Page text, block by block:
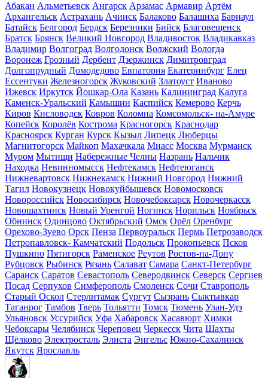
Абакан Альметьевск Ангарск Арзамас Армавир Артём
Архангельск Астрахань Ачинск Балаково Балашиха Барнаул
Батайск Белгород Бердск Березники Бийск Благовещенск
Братск Брянск Великий Новгород Владивосток Владикавказ
Владимир Волгоград Волгодонск Волжский Вологда
Воронеж Грозный Дербент Дзержинск Димитровград
Долгопрудный Домодедово Евпатория Екатеринбург Елец
Ессентуки Железногорск Жуковский Златоуст Иваново
Ижевск Иркутск Йошкар-Ола Казань Калининград Калуга
Каменск-Уральский Камышин Каспийск Кемерово Керчь
Киров Кисловодск Ковров Коломна Комсомольск- на-Амуре
Копейск Королёв Кострома Красногорск Краснодар
Красноярск Курган Курск Кызыл Липецк Люберцы
Магнитогорск Майкоп Махачкала Миасс Москва Мурманск
Муром Мытищи Набережные Челны Назрань Нальчик
Находка Невинномысск Нефтекамск Нефтеюганск
Нижневартовск Нижнекамск Нижний Новгород Нижний
Тагил Новокузнецк Новокуйбышевск Новомосковск
Новороссийск Новосибирск Новочебоксарск Новочеркасск
Новошахтинск Новый Уренгой Ногинск Норильск Ноябрьск
Обнинск Одинцово Октябрьский Омск Орёл Оренбург
Орехово-Зуево Орск Пенза Первоуральск Пермь Петрозаводск
Петропавловск- Камчатский Подольск Прокопьевск Псков
Пушкино Пятигорск Раменское Реутов Ростов-на-Дону
Рубцовск Рыбинск Рязань Салават Самара Санкт-Петербург
Саранск Саратов Севастополь Северодвинск Северск Сергиев
Посад Серпухов Симферополь Смоленск Сочи Ставрополь
Старый Оскол Стерлитамак Сургут Сызрань Сыктывкар
Таганрог Тамбов Тверь Тольятти Томск Тюмень Улан-Удэ
Ульяновск Уссурийск Уфа Хабаровск Хасавюрт Химки
Чебоксары Челябинск Череповец Черкесск Чита Шахты
Щёлково Электросталь Элиста Энгельс Южно-Сахалинск
Якутск Ярославль